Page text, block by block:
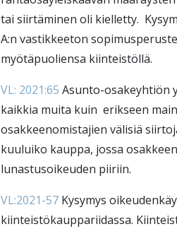
tai siirtäminen oli kielletty.
A:n vastikkeeton
myötäpuoliensa kiinteistöllä.
VL: 2021:65 Asunto-osakeyhtiön
kaikkia muita kuin erikseen
osakkeenomistajien välisiä
kuuluiko kauppa, jossa
lunastusoikeuden piiriin.
VL:2021-57 Kysymys
kiinteistökauppariidassa.